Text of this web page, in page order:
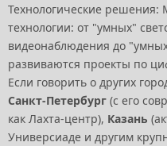
Технологические решения:
технологии: от "умных"
видеонаблюдения до
развиваются проекты по
Если говорить о других
Санкт-Петербург (с его
как Лахта-центр), Казань
Универсиаде и другим